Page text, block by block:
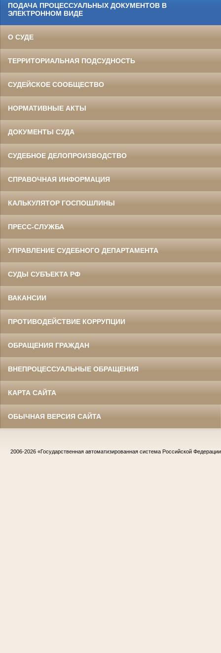
ПОДАЧА ПРОЦЕССУАЛЬНЫХ ДОКУМЕНТОВ В
ЭЛЕКТРОННОМ ВИДЕ
О СУДЕ
ТЕРРИТОРИАЛЬНАЯ ПОДСУДНОСТЬ
СУДЕЙСКОЕ СООБЩЕСТВО
НОРМАТИВНЫЕ АКТЫ
ДОКУМЕНТЫ СУДА
СУДЕБНОЕ ДЕЛОПРОИЗВОДСТВО
СПРАВОЧНАЯ ИНФОРМАЦИЯ
КАЛЬКУЛЯТОР ГОСПОШЛИНЫ
ПРЕСС-СЛУЖБА
УПРАВЛЕНИЕ СУДЕБНОГО ДЕПАРТАМЕНТА
СУДЫ СУБЪЕКТА РФ
ВАКАНСИИ
ПРОТИВОДЕЙСТВИЕ КОРРУПЦИИ
ОБРАЩЕНИЯ ГРАЖДАН
ВНЕПРОЦЕССУАЛЬНЫЕ ОБРАЩЕНИЯ
КАРТА САЙТА
ОБЫЧНАЯ ВЕРСИЯ САЙТА
2006-2026 «Государственная автоматизированная система Российской